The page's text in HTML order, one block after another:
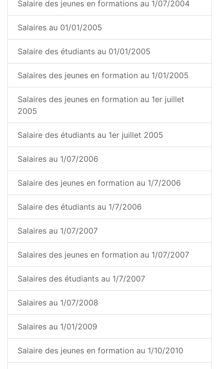
Salaire des jeunes en formations au 1/07/2004
Salaires au 01/01/2005
Salaire des étudiants au 01/01/2005
Salaires des jeunes en formation au 1/01/2005
Salaires des jeunes en formation au 1er juillet
2005
Salaire des étudiants au 1er juillet 2005
Salaires au 1/07/2006
Salaire des jeunes en formation au 1/7/2006
Salaire des étudiants au 1/7/2006
Salaires au 1/07/2007
Salaires des jeunes en formation au 1/07/2007
Salaires des étudiants au 1/7/2007
Salaires au 1/07/2008
Salaires au 1/01/2009
Salaire des jeunes en formation au 1/10/2010